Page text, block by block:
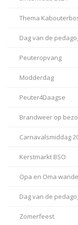
Thema
Dag van de
Peuteropvang
Modderdag
Peuter4Daagse
Brandweer op
Carnavalsmiddag
Kerstmarkt BSO
Opa en Oma
Dag van de
Zomerfeest